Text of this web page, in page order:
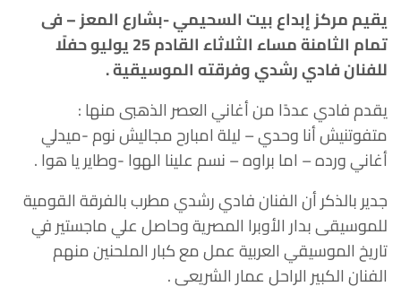
يقيم مركز إبداع بيت السحيمي -بشارع المعز – فى
تمام الثامنة مساء الثلاثاء القادم 25 يوليو حفلًا
للفنان فادي رشدي وفرقته الموسيقية .
يقدم فادي عددًا من أغاني العصر الذهبى منها :
متفوتنيش أنا وحدي – ليلة امبارح مجاليش نوم -ميدلي
أغاني ورده – اما براوه – نسم علينا الهوا -وطاير يا هوا .
جدير بالذكر أن الفنان فادي رشدي مطرب بالفرقة القومية
للموسيقى بدار الأوبرا المصرية وحاصل علي ماجستير في
تاريخ الموسيقي العربية عمل مع كبار الملحنين منهم
الفنان الكبير الراحل عمار الشريعى .